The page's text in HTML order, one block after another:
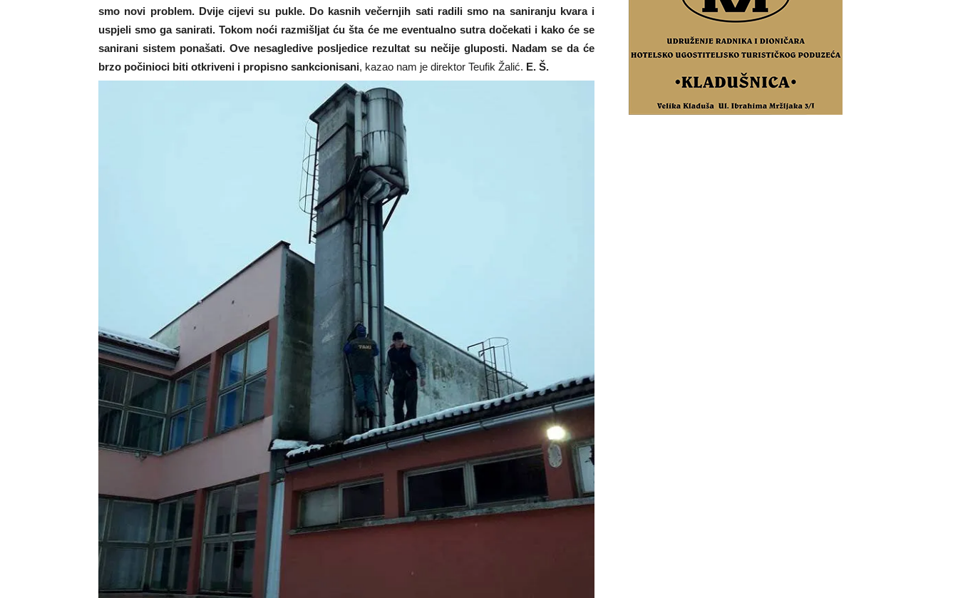
smo novi problem. Dvije cijevi su pukle. Do kasnih večernjih sati radili smo na saniranju kvara i
uspjeli smo ga sanirati. Tokom noći razmišljat ću šta će me eventualno sutra dočekati i kako će se
sanirani sistem ponašati. Ove nesagledive posljedice rezultat su nečije gluposti. Nadam se da će
brzo počinioci biti otkriveni i propisno sankcionisani, kazao nam je direktor Teufik Žalić. E. Š.